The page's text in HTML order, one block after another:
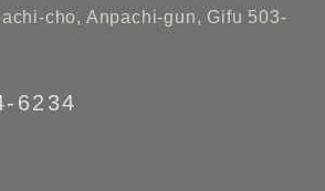
cho, Anpachi-gun, Gifu 503-
6234